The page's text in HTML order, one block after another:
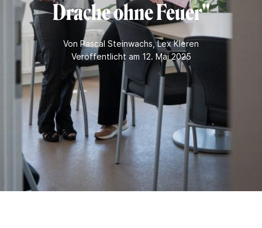
Drache ohne Feuer"
Von Pascal Steinwachs,Lex Kleren
Veröffentlicht am 12. Mai 2025